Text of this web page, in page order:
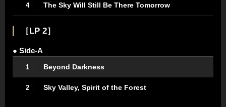
4 The Sky Will Still Be There Tomorrow
［LP 2］
● Side-A
1 Beyond Darkness
2 Sky Valley, Spirit of the Forest